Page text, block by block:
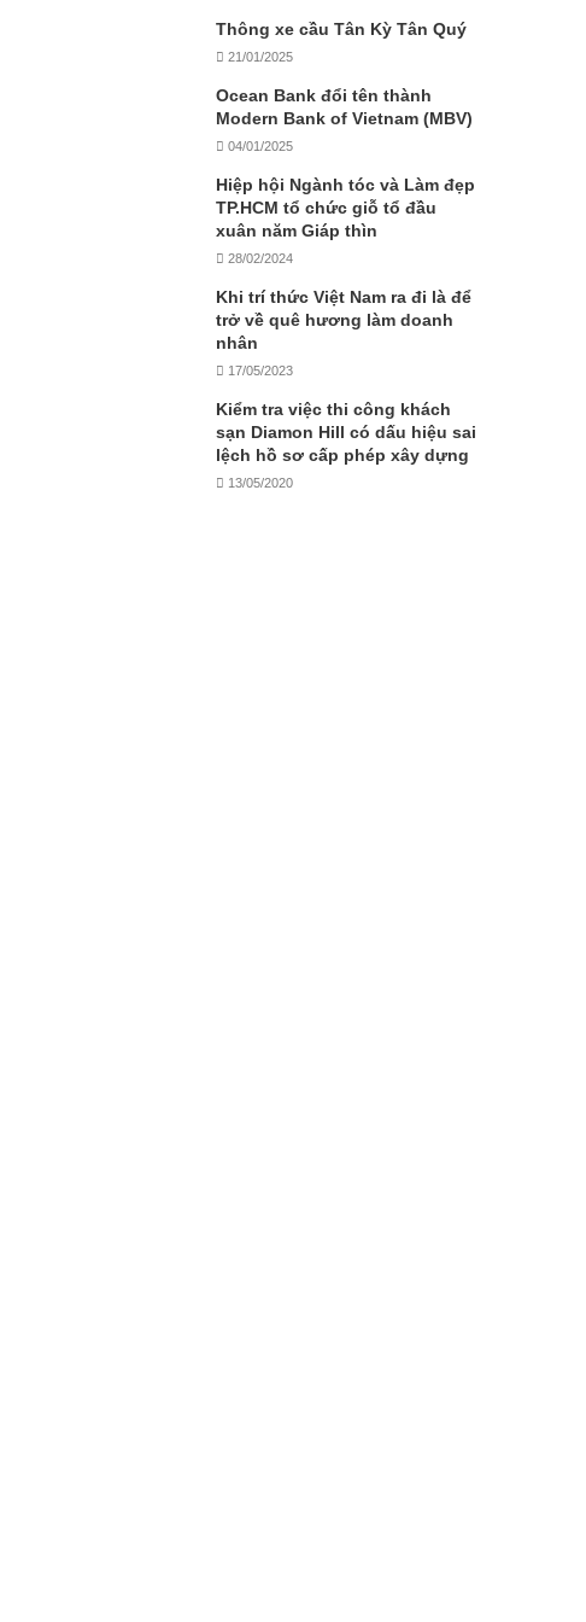
Thông xe cầu Tân Kỳ Tân Quý
21/01/2025
Ocean Bank đổi tên thành
Modern Bank of Vietnam (MBV)
04/01/2025
Hiệp hội Ngành tóc và Làm đẹp
TP.HCM tổ chức giỗ tổ đầu
xuân năm Giáp thìn
28/02/2024
Khi trí thức Việt Nam ra đi là để
trở về quê hương làm doanh
nhân
17/05/2023
Kiểm tra việc thi công khách
sạn Diamon Hill có dấu hiệu sai
lệch hồ sơ cấp phép xây dựng
13/05/2020